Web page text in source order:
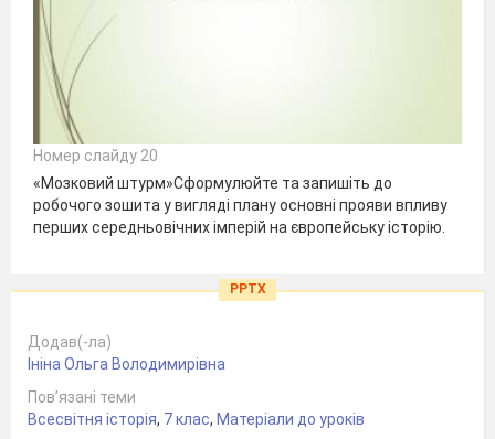
Номер слайду 20
«Мозковий штурм»Сформулюйте та запишіть до
робочого зошита у вигляді плану основні прояви впливу
перших середньовічних імперій на європейську історію.
PPTX
Додав(-ла)
Ініна Ольга Володимирівна
Пов’язані теми
Всесвітня історія, 7 клас, Матеріали до уроків